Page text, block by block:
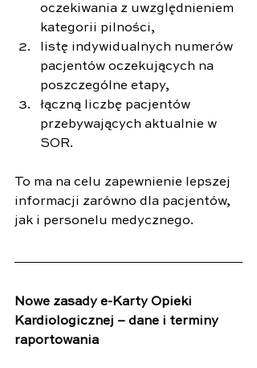
oczekiwania z uwzględnieniem
kategorii pilności,
listę indywidualnych numerów
pacjentów oczekujących na
poszczególne etapy,
łączną liczbę pacjentów
przebywających aktualnie w
SOR.
To ma na celu zapewnienie lepszej
informacji zarówno dla pacjentów,
jak i personelu medycznego.
Nowe zasady e-Karty Opieki
Kardiologicznej – dane i terminy
raportowania